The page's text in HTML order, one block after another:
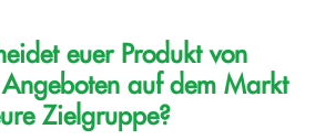
euer Produkt von
Angeboten auf dem Markt
Zielgruppe?